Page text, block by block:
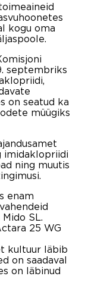
kogu oma
septembriks
on seatud ka
müügiks
imidaklopriidi
ning muutis
enam
SL.
25 WG
kultuur läbib
on saadaval
on läbinud